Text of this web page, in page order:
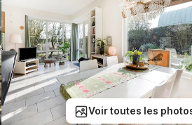
Voir toutes les